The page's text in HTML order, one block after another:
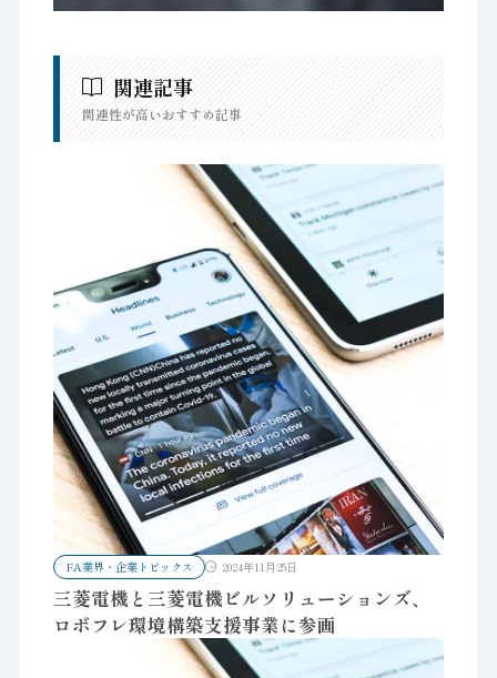
関連記事
関連性が高いおすすめ記事
FA業界・企業トピックス 2024年11月25日
三菱電機と三菱電機ビルソリューションズ、
ロボフレ環境構築支援事業に参画